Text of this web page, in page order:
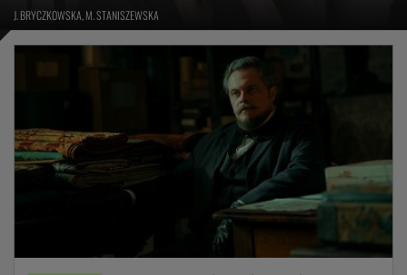
J. BRYCZKOWSKA, M. STANISZEWSKA